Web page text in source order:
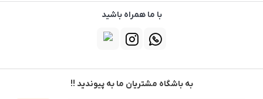
با ما همراه باشید
به باشگاه مشتریان ما به پیوندید !!